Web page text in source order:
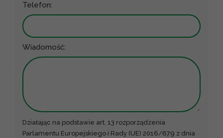
Telefon:
Wiadomość:
Działając na podstawie art. 13 rozporządzenia
Parlamentu Europejskiego i Rady (UE) 2016/679 z dnia